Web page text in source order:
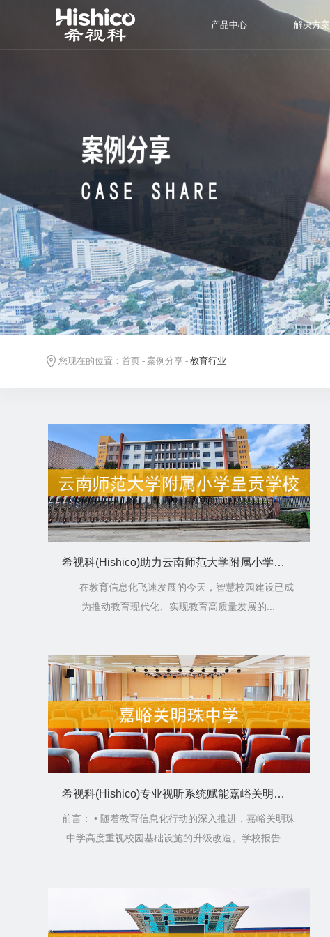
产品中心 解决方案
您现在的位置： 首页- 案例分享- 教育行业
希视科(Hishico)助力云南师范大学附属小学呈贡学校：科技赋能，缔造智慧教育新标杆
在教育信息化飞速发展的今天，智慧校园建设已成
为推动教育现代化、实现教育高质量发展的...
希视科(Hishico)专业视听系统赋能嘉峪关明珠中学，打造现代化教育空间
前言： • 随着教育信息化行动的深入推进，嘉峪关明珠
中学高度重视校园基础设施的升级改造。学校报告厅